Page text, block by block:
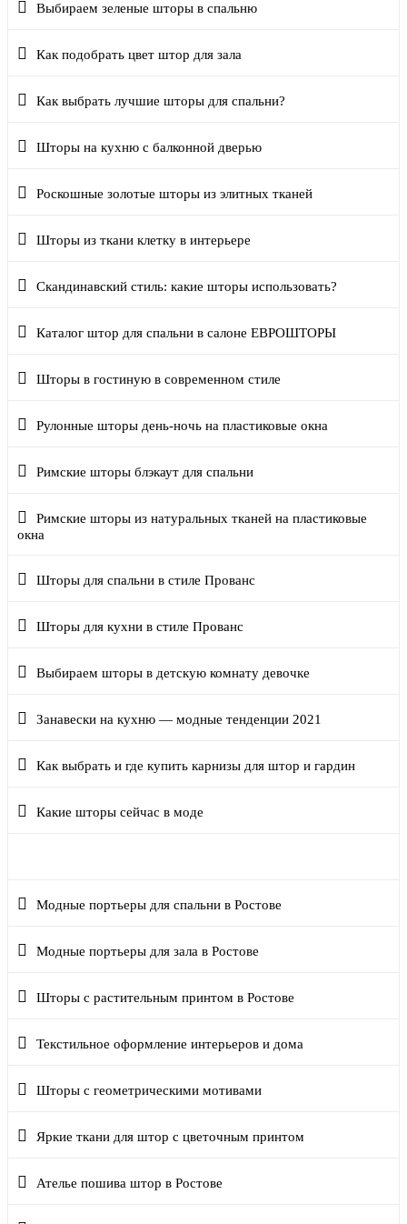
Выбираем зеленые шторы в спальню
Как подобрать цвет штор для зала
Как выбрать лучшие шторы для спальни?
Шторы на кухню с балконной дверью
Роскошные золотые шторы из элитных тканей
Шторы из ткани клетку в интерьере
Скандинавский стиль: какие шторы использовать?
Каталог штор для спальни в салоне ЕВРОШТОРЫ
Шторы в гостиную в современном стиле
Рулонные шторы день-ночь на пластиковые окна
Римские шторы блэкаут для спальни
Римские шторы из натуральных тканей на пластиковые
окна
Шторы для спальни в стиле Прованс
Шторы для кухни в стиле Прованс
Выбираем шторы в детскую комнату девочке
Занавески на кухню — модные тенденции 2021
Как выбрать и где купить карнизы для штор и гардин
Какие шторы сейчас в моде
Модные портьеры для спальни в Ростове
Модные портьеры для зала в Ростове
Шторы с растительным принтом в Ростове
Текстильное оформление интерьеров и дома
Шторы с геометрическими мотивами
Яркие ткани для штор с цветочным принтом
Ателье пошива штор в Ростове